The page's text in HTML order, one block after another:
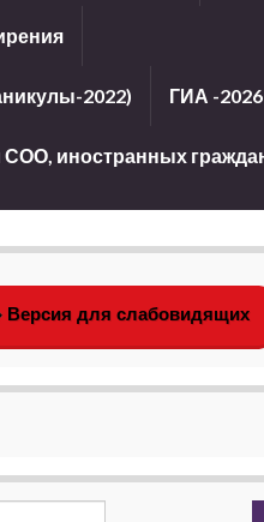
2022) ГИА -2026
СОО, иностранных
Версия для слабовидящих